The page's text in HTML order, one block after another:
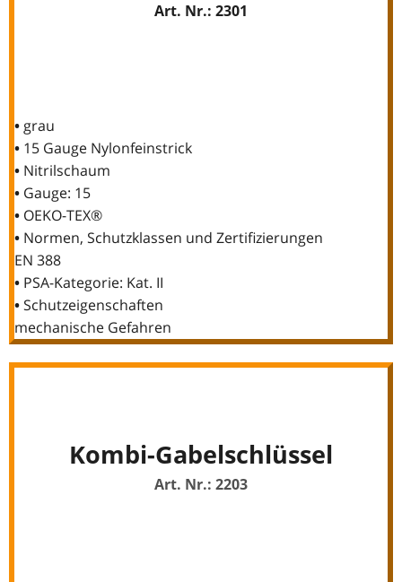
Art. Nr.: 2301
• grau
• 15 Gauge Nylonfeinstrick
• Nitrilschaum
• Gauge: 15
• OEKO-TEX®
• Normen, Schutzklassen und Zertifizierungen
EN 388
• PSA-Kategorie: Kat. II
•Schutzeigenschaften
mechanische Gefahren
Kombi-Gabelschlüssel
Art. Nr.: 2203